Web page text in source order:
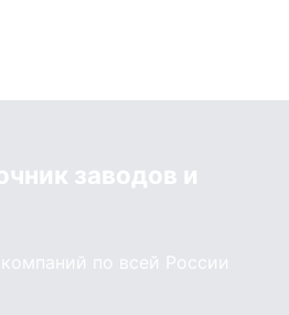
заводов и
по всей России